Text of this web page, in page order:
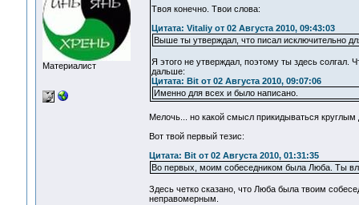
Материалист
Твоя конечно. Твои слова:
Цитата: Vitaliy от 02 Августа 2010, 09:43:03
Выше ты утверждал, что писал исключительно
Я этого не утверждал, поэтому ты здесь
дальше:
Цитата: Bit от 02 Августа 2010, 09:07:06
Именно для всех и было написано.
Мелочь... но какой смысл прикидываться круглым
Вот твой первый тезис:
Цитата: Bit от 02 Августа 2010, 01:31:35
Во первых, моим собеседником была Люба. Ты
Здесь четко сказано, что Люба была твоим
неправомерным.